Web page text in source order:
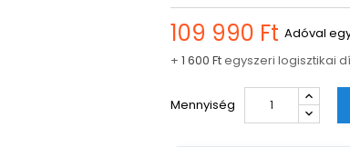
109 990 Ft Adóval
+ 1 600 Ftegyszeri logisztikai
Mennyiség